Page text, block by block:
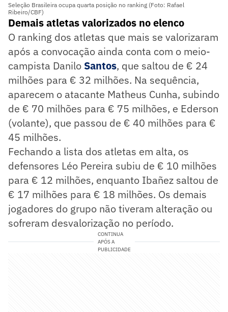
Seleção Brasileira ocupa quarta posição no ranking (Foto: Rafael
Ribeiro/CBF)
Demais atletas valorizados no elenco
O ranking dos atletas que mais se valorizaram
após a convocação ainda conta com o meio-
campista Danilo Santos, que saltou de € 24
milhões para € 32 milhões. Na sequência,
aparecem o atacante Matheus Cunha, subindo
de € 70 milhões para € 75 milhões, e Ederson
(volante), que passou de € 40 milhões para €
45 milhões.
Fechando a lista dos atletas em alta, os
defensores Léo Pereira subiu de € 10 milhões
para € 12 milhões, enquanto Ibañez saltou de
€ 17 milhões para € 18 milhões. Os demais
jogadores do grupo não tiveram alteração ou
sofreram desvalorização no período.
CONTINUA
APÓS A
PUBLICIDADE